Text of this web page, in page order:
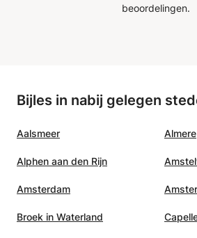
Ik
op
Anastasiya aan iedereen
beoordelingen.
Bijles in nabij gelegen
Aalsmeer Almere
Alphen aan den Rijn
Amsterdam
Broek in Waterland